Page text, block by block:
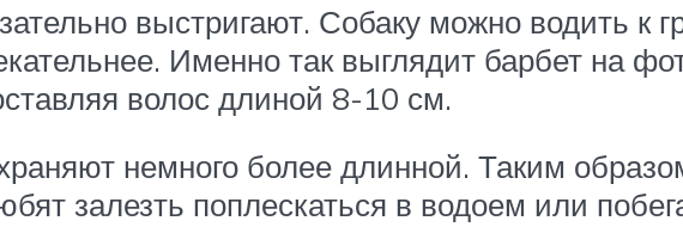
выстригают. Собаку можно водить к
Именно так выглядит барбет на
волос длиной 8-10 см.
немного более длинной. Таким
залезть поплескаться в водоем или